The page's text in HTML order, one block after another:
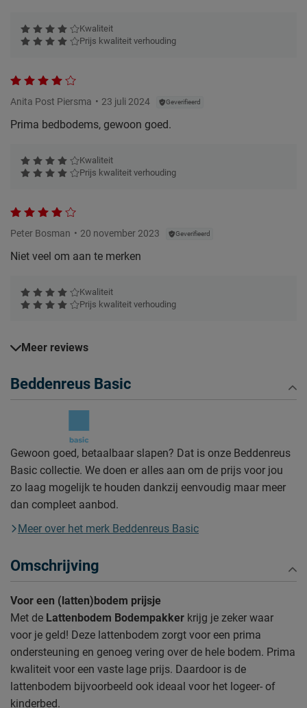
Kwaliteit
Prijs kwaliteit verhouding
Anita Post Piersma 23 juli 2024 Geverifieerd
Prima bedbodems, gewoon goed.
Kwaliteit
Prijs kwaliteit verhouding
Peter Bosman 20 november 2023 Geverifieerd
Niet veel om aan te merken
Kwaliteit
Prijs kwaliteit verhouding
Meer reviews
Beddenreus Basic
Gewoon goed, betaalbaar slapen? Dat is onze Beddenreus
Basic collectie. We doen er alles aan om de prijs voor jou
zo laag mogelijk te houden dankzij eenvoudig maar meer
dan compleet aanbod.
Meer over het merk Beddenreus Basic
Omschrijving
Voor een (latten)bodem prijsje
Met de Lattenbodem Bodempakker krijg je zeker waar
voor je geld! Deze lattenbodem zorgt voor een prima
ondersteuning en genoeg vering over de hele bodem. Prima
kwaliteit voor een vaste lage prijs. Daardoor is de
lattenbodem bijvoorbeeld ook ideaal voor het logeer- of
kinderbed.